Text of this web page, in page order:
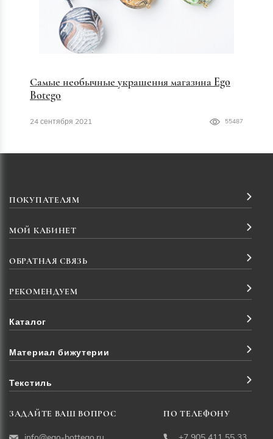
Самые необычные украшения магазина Ego
Botego
24 сентября 2021 55487
ПОКУПАТЕЛЯМ
МОЙ КАБИНЕТ
ОБРАТНАЯ СВЯЗЬ
РЕКОМЕНДУЕМ
Каталог
Материал бижутерии
Текстиль
ЗАДАЙТЕ ВАШ ВОПРОС ПО ТЕЛЕФОНУ